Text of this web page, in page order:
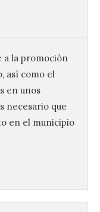
a la promoción
así como el
en unos
necesario que
en el municipio